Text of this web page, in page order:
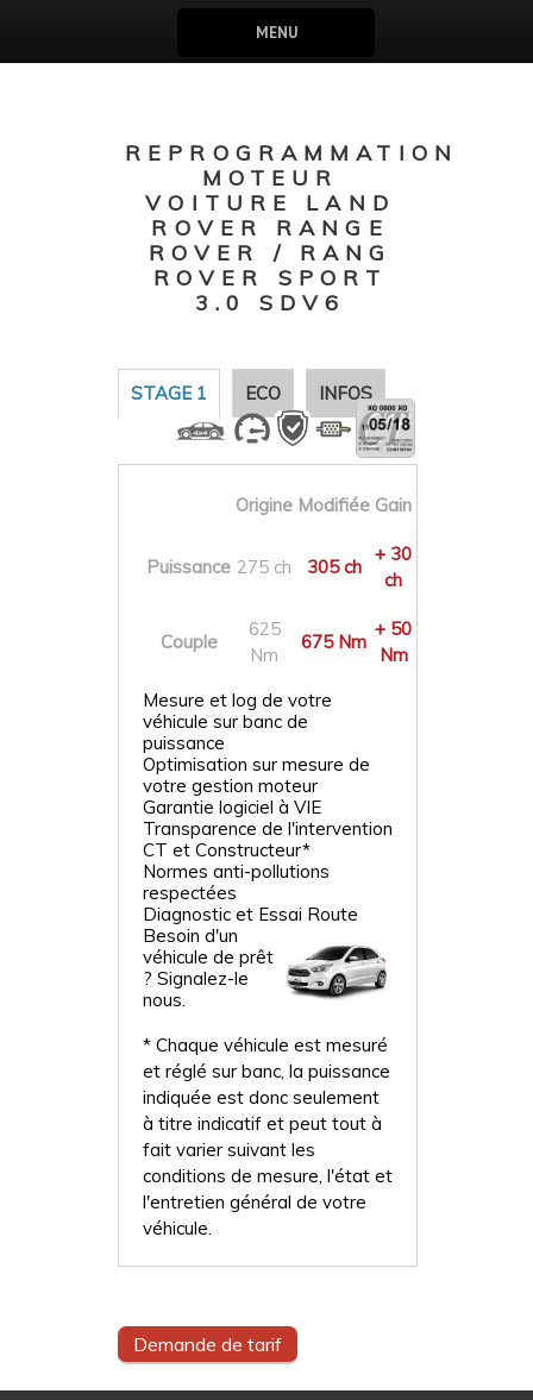
MENU
REPROGRAMMATION
MOTEUR
VOITURE LAND
ROVER RANGE
ROVER / RANG
ROVER SPORT
3.0 SDV6
STAGE 1 ECO INFOS
Origine Modifiée Gain
Puissance 275 ch 305 ch
+ 30
ch
Couple
625
Nm
675 Nm
+ 50
Nm
Mesure et log de votre
véhicule sur banc de
puissance
Optimisation sur mesure de
votre gestion moteur
Garantie logiciel à VIE
Transparence de l'intervention
CT et Constructeur*
Normes anti-pollutions
respectées
Diagnostic et Essai Route
Besoin d'un
véhicule de prêt
? Signalez-le
nous.
* Chaque véhicule est mesuré
et réglé sur banc, la puissance
indiquée est donc seulement
à titre indicatif et peut tout à
fait varier suivant les
conditions de mesure, l'état et
l'entretien général de votre
véhicule.
Demande de tarif